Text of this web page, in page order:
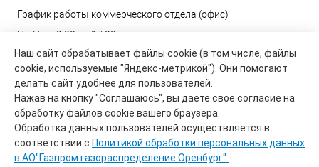
Наш сайт обрабатывает файлы cookie (в том числе, файлы
cookie, используемые "Яндекс-метрикой"). Они помогают
делать сайт удобнее для пользователей.
Нажав на кнопку "Соглашаюсь", вы даете свое согласие на
обработку файлов cookie вашего браузера.
Обработка данных пользователей осуществляется в
соответствии с Политикой обработки персональных данных
в АО"Газпром газораспределение Оренбург".
График работы коммерческого отдела (офис)
Пн-Пт: с 9:00 до 17:00
Сб-Вс: Выходной
__________________________________________
Оформить заявку на установку бытового газового
оборудования возможно на сайте организации АО «Газпром
газораспределение Оренбург»:https://www.oblgaz56.ru/